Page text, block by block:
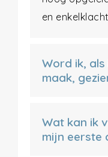
en
Word ik,
maak,
Wat kan ik
mijn eerste